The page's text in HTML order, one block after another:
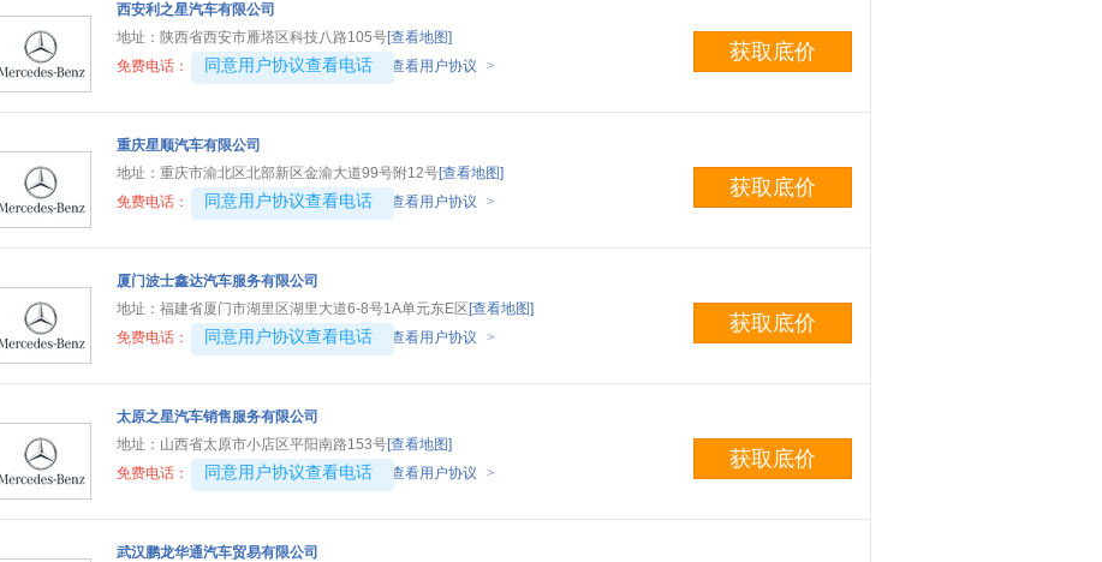
获取底价
西安利之星汽车有限公司
地址： 陕西省西安市雁塔区科技八路105号[查看地图]
免费电话：
4008194313-1935
同意用户协议查看电话 查看用户协议 >
获取底价
重庆星顺汽车有限公司
地址： 重庆市渝北区北部新区金渝大道99号附12号[查看地图]
免费电话：
4008192707-3301
同意用户协议查看电话 查看用户协议 >
获取底价
厦门波士鑫达汽车服务有限公司
地址： 福建省厦门市湖里区湖里大道6-8号1A单元东E区 [查看地图]
免费电话：
4008194313-2326
同意用户协议查看电话 查看用户协议 >
获取底价
太原之星汽车销售服务有限公司
地址： 山西省太原市小店区平阳南路153号[查看地图]
免费电话：
4008192707-6418
同意用户协议查看电话 查看用户协议 >
武汉鹏龙华通汽车贸易有限公司